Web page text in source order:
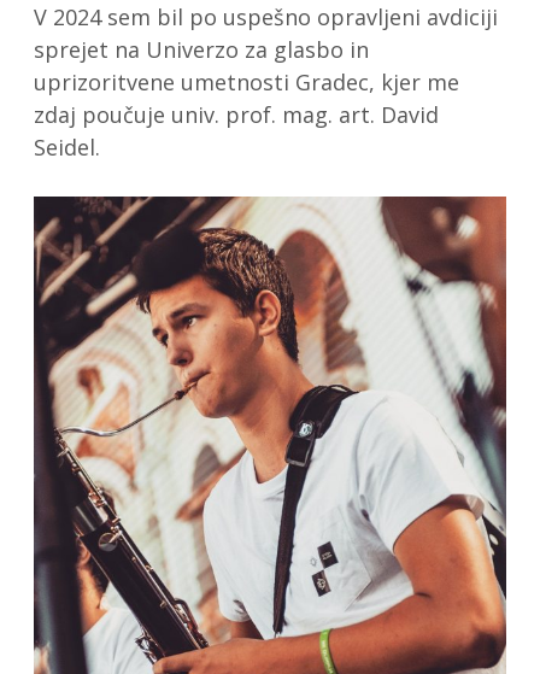
V 2024 sem bil po uspešno opravljeni avdiciji
sprejet na Univerzo za glasbo in
uprizoritvene umetnosti Gradec, kjer me
zdaj poučuje univ. prof. mag. art. David
Seidel.